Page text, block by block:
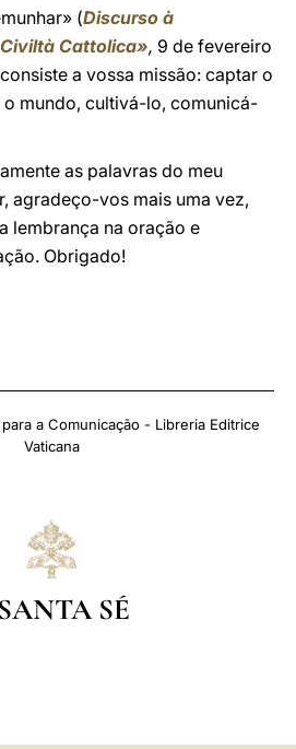
(Discurso à
Cattolica», 9 de fevereiro
a vossa missão: captar o
mundo, cultivá-lo, comunicá-
as palavras do meu
agradeço-vos mais uma vez,
lembrança na oração e
Obrigado!
a Comunicação - Libreria Editrice
Vaticana
SANTA SÉ